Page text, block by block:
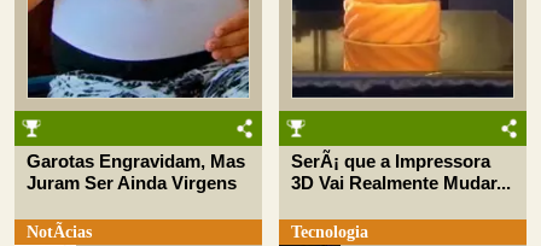
Garotas Engravidam, Mas
Juram Ser Ainda Virgens
NotÃ­cias
SerÃ¡ que a Impressora
3D Vai Realmente Mudar...
Tecnologia